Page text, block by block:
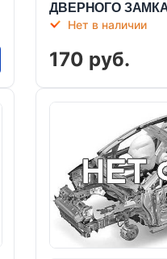
ДВЕРНОГО ЗАМКА
Нет в наличии
170 руб.